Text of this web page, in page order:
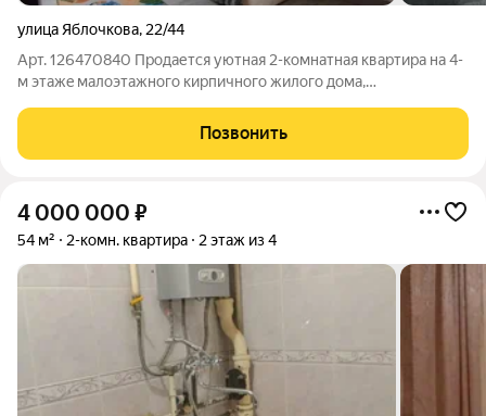
улица Яблочкова, 22/44
Арт. 126470840 Продается уютная 2-комнатная квартира нa 4-
м этaжe малоэтaжногo кирпичного жилoго дoма,
Яблочкова д.22/44. Общая плoщадь квартиры 50,9 кв.м.
Квартира просторная и очень
Позвонить
4 000 000 ₽
54 м² 2-комн. квартира 2 этаж из 4